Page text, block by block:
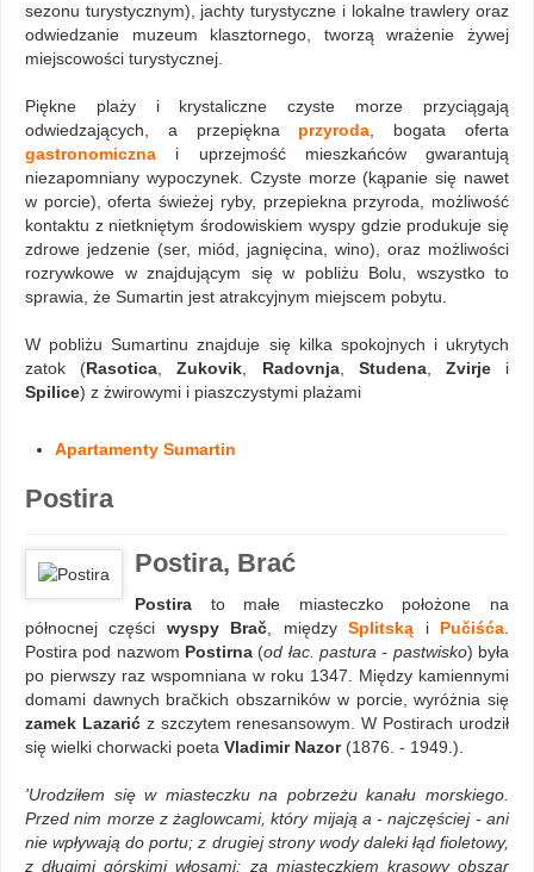
sezonu turystycznym), jachty turystyczne i lokalne trawlery oraz
odwiedzanie muzeum klasztornego, tworzą wrażenie żywej
miejscowości turystycznej.
Piękne plaży i krystaliczne czyste morze przyciągają
odwiedzających, a przepiękna przyroda , bogata oferta
gastronomiczna i uprzejmość mieszkańców gwarantują
niezapomniany wypoczynek. Czyste morze (kąpanie się nawet
w porcie), oferta świeżej ryby, przepiekna przyroda, możliwość
kontaktu z nietkniętym środowiskiem wyspy gdzie produkuje się
zdrowe jedzenie (ser, miód, jagnięcina, wino), oraz możliwości
rozrywkowe w znajdującym się w pobliżu Bolu, wszystko to
sprawia, że Sumartin jest atrakcyjnym miejscem pobytu.
W pobliżu Sumartinu znajduje się kilka spokojnych i ukrytych
zatok (Rasotica ,Zukovik Radovnja, Studena, Zvirjei
Spilice) z żwirowymi i piaszczystymi plażami
Apartamenty Sumartin
Postira
Postira, Brać
Postira to małe miasteczko położone na
północnej części wyspy Brač , międzySplitską i Pučiśća
Postira pod nazwom Postirna (od łac. pastura - pastwisko) była
po pierwszy raz wspomniana w roku 1347. Między kamiennymi
domami dawnych bračkich obszarników w porcie, wyróżnia się
zamek Lazarićz szczytem renesansowym. W Postirach urodził
się wielki chorwacki poeta Vladimir Nazor(1876. - 1949.).
'Urodziłem się w miasteczku na pobrzeżu kanału morskiego.
Przed nim morze z żaglowcami, który mijają a - najczęściej - ani
nie wpływają do portu; z drugiej strony wody daleki łąd fioletowy,
z długimi górskimi włosami; za miasteczkiem krasowy obszar